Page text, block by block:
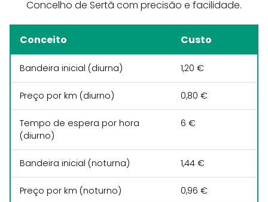
Concelho de Sertã com precisão e facilidade.
Conceito Custo
Bandeira inicial (diurna) 1,20 €
Preço por km (diurno) 0,80 €
Tempo de espera por hora
(diurno)
6 €
Bandeira inicial (noturna) 1,44 €
Preço por km (noturno) 0,96 €